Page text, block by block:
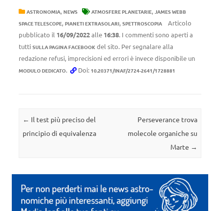
ASTRONOMIA, NEWS ATMOSFERE PLANETARIE, JAMES WEBB
SPACE TELESCOPE, PIANETI EXTRASOLARI, SPETTROSCOPIA
Articolo
pubblicato il 16/09/2022alle 16:38. I commenti sono aperti a
tutti SULLA PAGINA FACEBOOK del sito. Per segnalare alla
redazione refusi, imprecisioni ed errori è invece disponibile un
MODULO DEDICATO. Doi: 10.20371/INAF/2724-2641/1728881
Navigazione articolo
← Il test più preciso del
principio di equivalenza
Perseverance trova
molecole organiche su
Marte →